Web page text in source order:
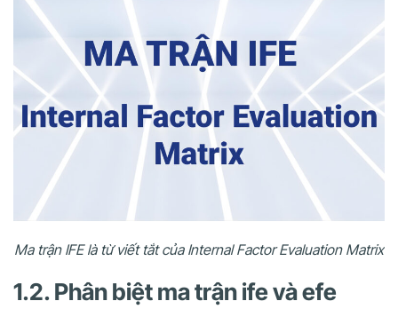
Ma trận IFE là từ viết tắt của Internal Factor Evaluation Matrix
1.2. Phân biệt ma trận ife và efe